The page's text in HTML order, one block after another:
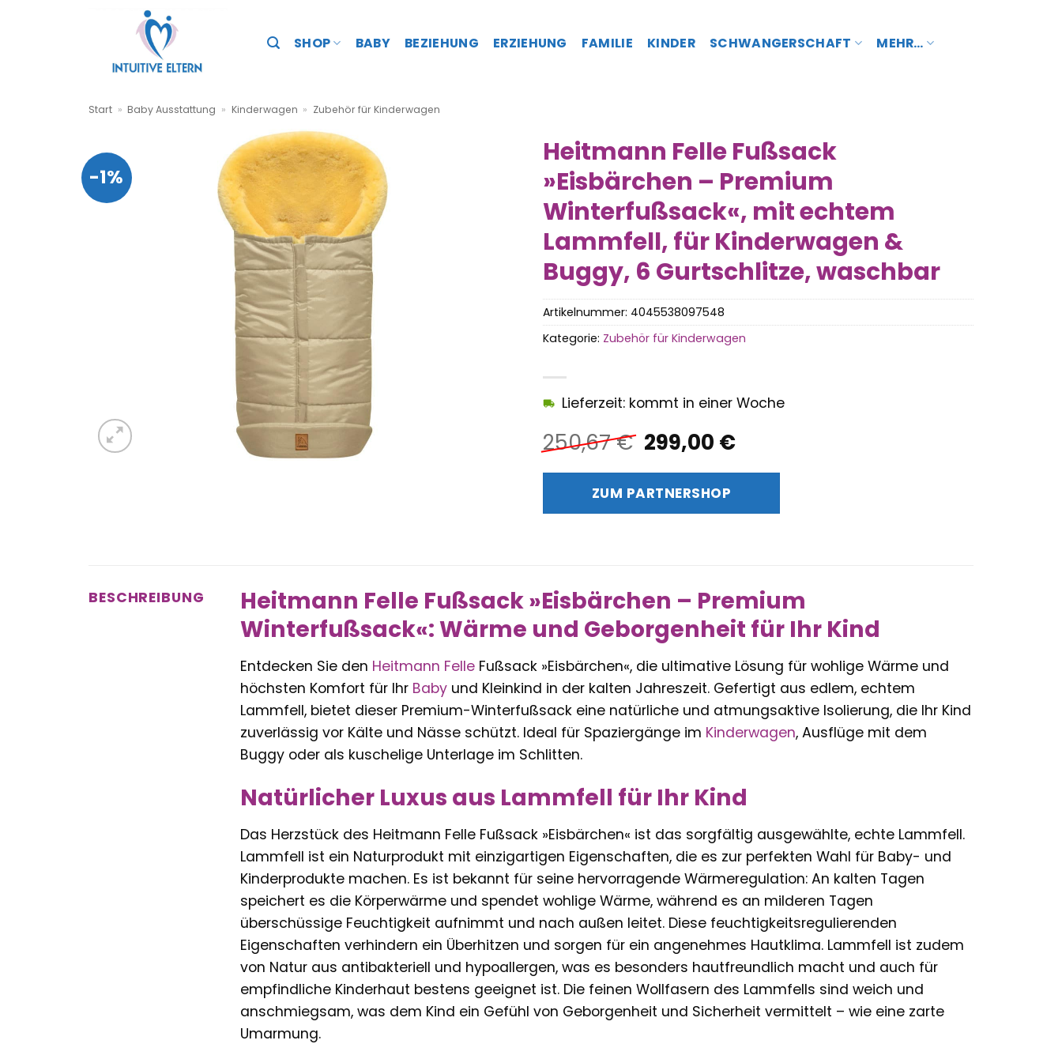
SHOP BABY BEZIEHUNG ERZIEHUNG FAMILIE KINDER SCHWANGERSCHAFT MEHR…
Start » Baby Ausstattung » Kinderwagen » Zubehör für Kinderwagen
-1%
Heitmann Felle Fußsack
»Eisbärchen – Premium
Winterfußsack«, mit echtem
Lammfell, für Kinderwagen &
Buggy, 6 Gurtschlitze, waschbar
250,67€ Ursprünglicher
Preis
war:
250,67 €
299,00 €Aktueller
ist:
Lieferzeit: kommt in einer Woche
ZUM PARTNERSHOP
Artikelnummer: 4045538097548
Kategorie: Zubehör für Kinderwagen
BESCHREIBUNG
Heitmann Felle Fußsack »Eisbärchen – Premium
Winterfußsack«: Wärme und Geborgenheit für Ihr Kind
Entdecken Sie den Heitmann FelleFußsack »Eisbärchen«, die ultimative Lösung für wohlige Wärme und
höchsten Komfort für Ihr Babyund Kleinkind in der kalten Jahreszeit. Gefertigt aus edlem, echtem
Lammfell, bietet dieser Premium-Winterfußsack eine natürliche und atmungsaktive Isolierung, die Ihr Kind
zuverlässig vor Kälte und Nässe schützt. Ideal für Spaziergänge im Kinderwagen, Ausflüge mit dem
Buggy oder als kuschelige Unterlage im Schlitten.
Natürlicher Luxus aus Lammfell für Ihr Kind
Das Herzstück des Heitmann Felle Fußsack »Eisbärchen« ist das sorgfältig ausgewählte, echte Lammfell.
Lammfell ist ein Naturprodukt mit einzigartigen Eigenschaften, die es zur perfekten Wahl für Baby- und
Kinderprodukte machen. Es ist bekannt für seine hervorragende Wärmeregulation: An kalten Tagen
speichert es die Körperwärme und spendet wohlige Wärme, während es an milderen Tagen
überschüssige Feuchtigkeit aufnimmt und nach außen leitet. Diese feuchtigkeitsregulierenden
Eigenschaften verhindern ein Überhitzen und sorgen für ein angenehmes Hautklima. Lammfell ist zudem
von Natur aus antibakteriell und hypoallergen, was es besonders hautfreundlich macht und auch für
empfindliche Kinderhaut bestens geeignet ist. Die feinen Wollfasern des Lammfells sind weich und
anschmiegsam, was dem Kind ein Gefühl von Geborgenheit und Sicherheit vermittelt – wie eine zarte
Umarmung.